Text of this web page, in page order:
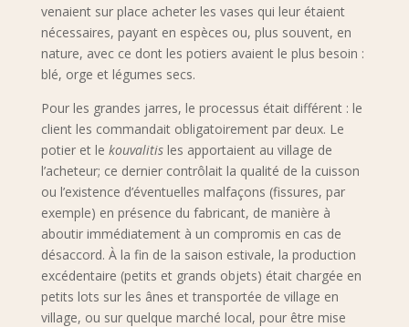
venaient sur place acheter les vases qui leur étaient
nécessaires, payant en espèces ou, plus souvent, en
nature, avec ce dont les potiers avaient le plus besoin :
blé, orge et légumes secs.
Pour les grandes jarres, le processus était différent : le
client les commandait obligatoirement par deux. Le
potier et le kouvalitisles apportaient au village de
l’acheteur; ce dernier contrôlait la qualité de la cuisson
ou l’existence d’éventuelles malfaçons (fissures, par
exemple) en présence du fabricant, de manière à
aboutir immédiatement à un compromis en cas de
désaccord. À la fin de la saison estivale, la production
excédentaire (petits et grands objets) était chargée en
petits lots sur les ânes et transportée de village en
village, ou sur quelque marché local, pour être mise